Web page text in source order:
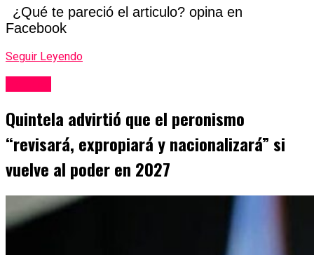
¿Qué te pareció el articulo? opina en
Facebook
Seguir Leyendo
Quintela advirtió que el peronismo
“revisará, expropiará y nacionalizará” si
vuelve al poder en 2027